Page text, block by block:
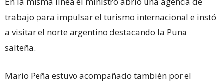
trabajo para impulsar el turismo internacional e instó
a visitar el norte argentino destacando la Puna
salteña.
Mario Peña estuvo acompañado también por el